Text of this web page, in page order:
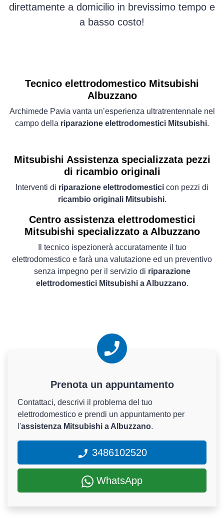
direttamente a domicilio in brevissimo tempo e
a basso costo!
Tecnico elettrodomestico Mitsubishi
Albuzzano
Archimede Pavia vanta un’esperienza ultratrentennale nel
campo della riparazione elettrodomestici Mitsubishi.
Mitsubishi Assistenza specializzata pezzi
di ricambio originali
Interventi di riparazione elettrodomestici con pezzi di
ricambio originali Mitsubishi.
Centro assistenza elettrodomestici
Mitsubishi specializzato a Albuzzano
Il tecnico ispezionerà accuratamente il tuo
elettrodomestico e farà una valutazione ed un preventivo
senza impegno per il servizio di riparazione
elettrodomestici Mitsubishi a Albuzzano.
Prenota un appuntamento
Contattaci, descrivi il problema del tuo
elettrodomestico e prendi un appuntamento per
l'assistenza Mitsubishi a Albuzzano.
3486102520
WhatsApp